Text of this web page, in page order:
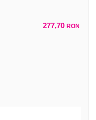
277,70 RON